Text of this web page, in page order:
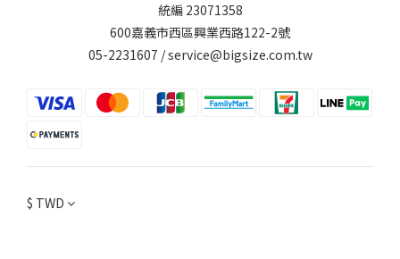
統編 23071358
600嘉義市西區興業西路122-2號
05-2231607 / service@bigsize.com.tw
$ TWD